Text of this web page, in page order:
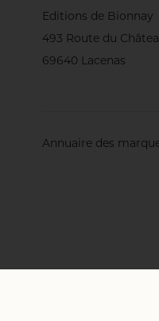
Editions de Bionnay
493 Route du
69640 Lacenas
Annuaire des